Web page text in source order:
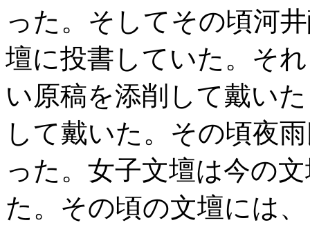
った。そしてその頃河
壇に投書していた。そ
い原稿を添削して戴い
して戴いた。その頃夜
った。女子文壇は今の
た。その頃の文壇には